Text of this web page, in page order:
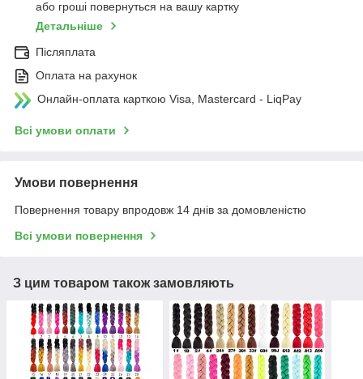
або гроші повернуться на вашу картку
Детальніше
Післяплата
Оплата на рахунок
Онлайн-оплата карткою Visa, Mastercard - LiqPay
Всі умови оплати
Умови повернення
Повернення товару впродовж 14 днів за домовленістю
Всі умови повернення
З цим товаром також замовляють